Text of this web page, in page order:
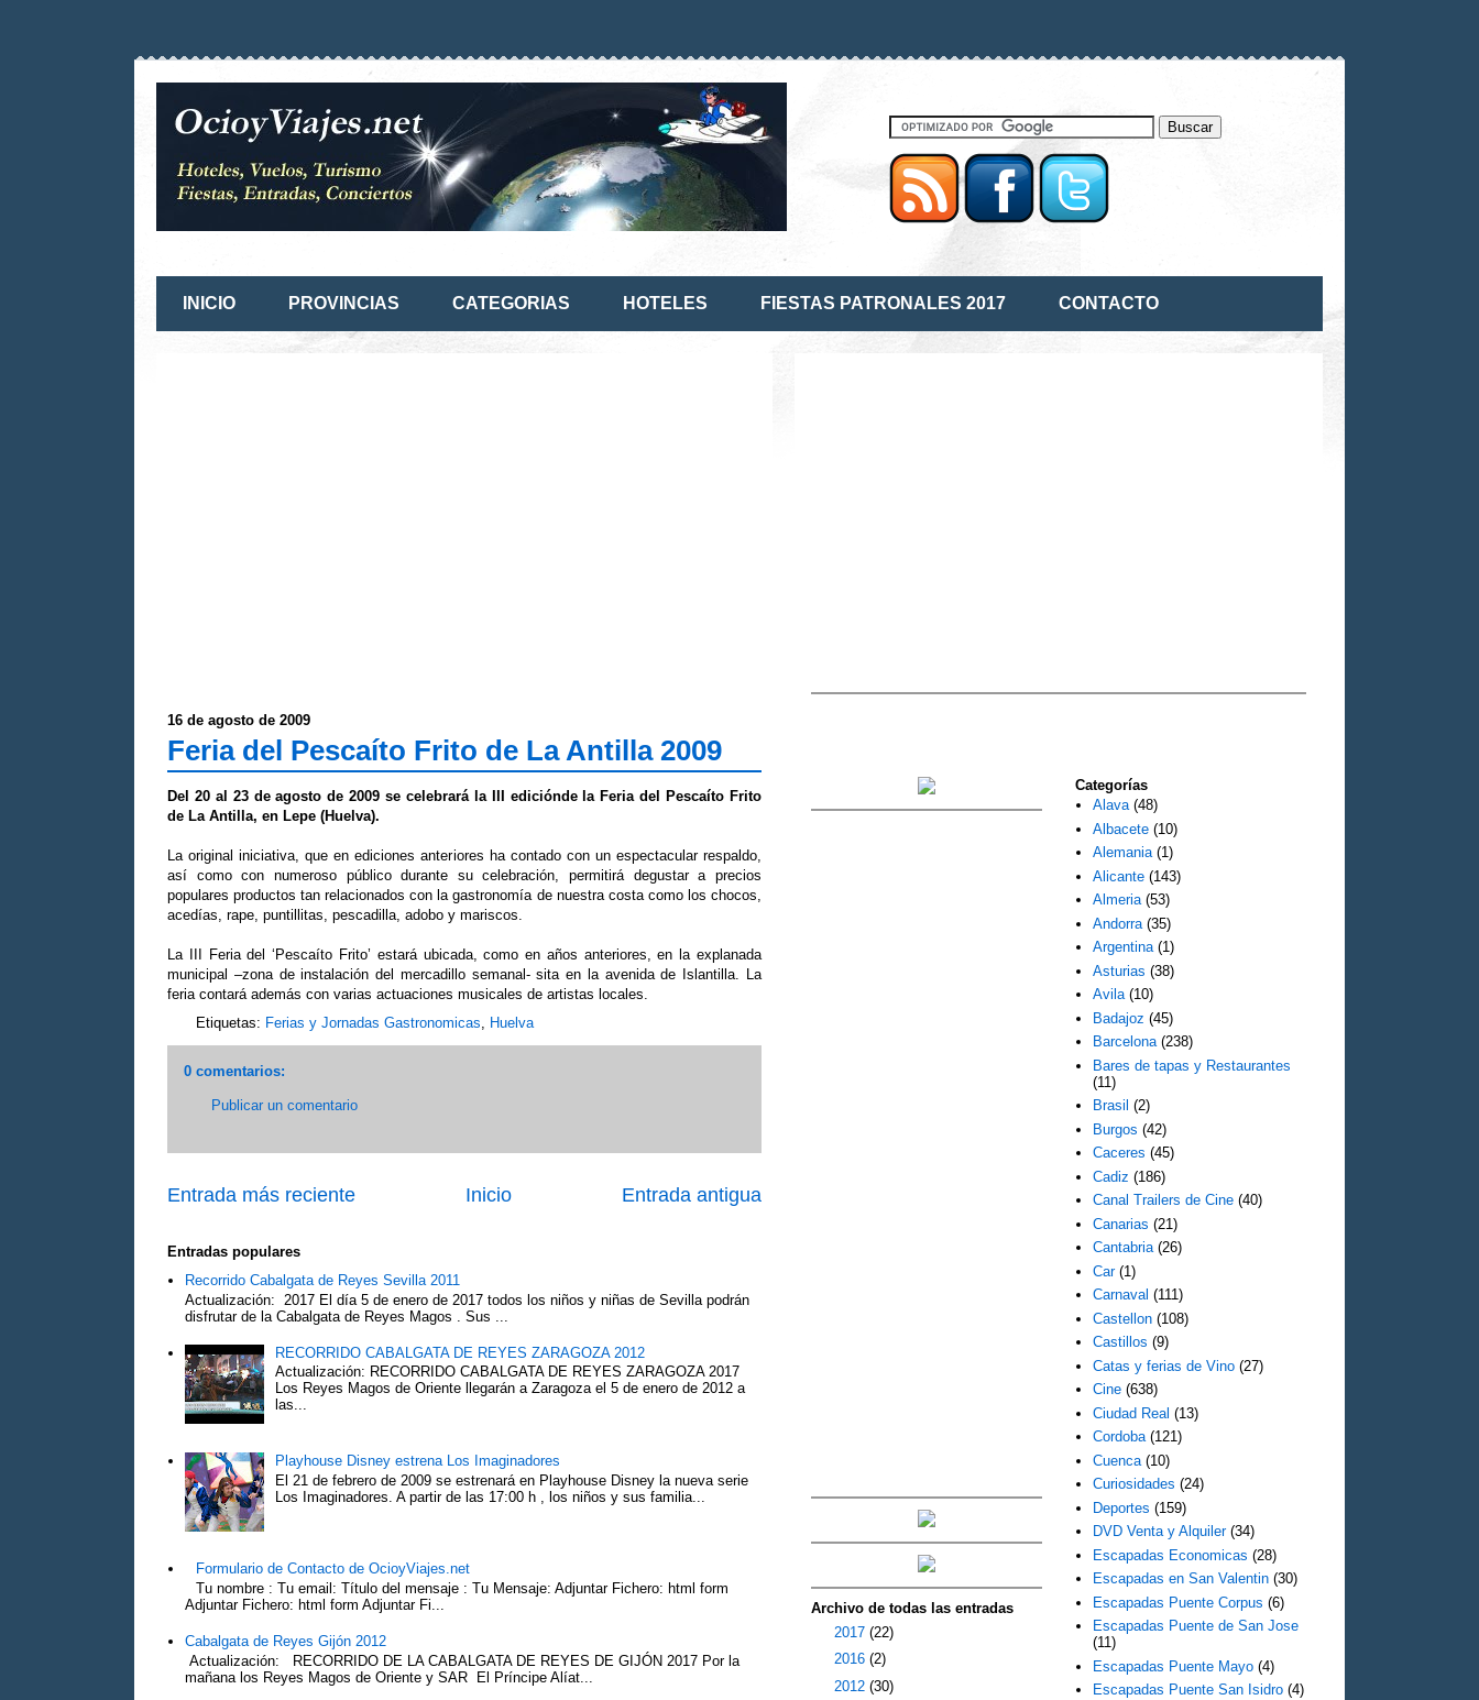
INICIO PROVINCIAS CATEGORIAS HOTELES FIESTAS PATRONALES 2017 CONTACTO
16 de agosto de 2009
Feria del Pescaíto Frito de La Antilla 2009
Del 20 al 23 de agosto de 2009 se celebrará la III ediciónde la Feria del Pescaíto Frito
de La Antilla, en Lepe (Huelva).
La original iniciativa, que en ediciones anteriores ha contado con un espectacular respaldo,
así como con numeroso público durante su celebración, permitirá degustar a precios
populares productos tan relacionados con la gastronomía de nuestra costa como los chocos,
acedías, rape, puntillitas, pescadilla, adobo y mariscos.
La III Feria del ‘Pescaíto Frito’ estará ubicada, como en años anteriores, en la explanada
municipal –zona de instalación del mercadillo semanal- sita en la avenida de Islantilla. La
feria contará además con varias actuaciones musicales de artistas locales.
Etiquetas: Ferias y Jornadas Gastronomicas Huelva
0 comentarios:
Publicar un comentario
Entrada más reciente Entrada antigua
Inicio
Entradas populares
Recorrido Cabalgata de Reyes Sevilla 2011
Actualización: 2017 El día 5 de enero de 2017 todos los niños y niñas de Sevilla podrán
disfrutar de la Cabalgata de Reyes Magos . Sus ...
RECORRIDO CABALGATA DE REYES ZARAGOZA 2012
Actualización: RECORRIDO CABALGATA DE REYES ZARAGOZA 2017
Los Reyes Magos de Oriente llegarán a Zaragoza el 5 de enero de 2012 a
las...
Playhouse Disney estrena Los Imaginadores
El 21 de febrero de 2009 se estrenará en Playhouse Disney la nueva serie
Los Imaginadores. A partir de las 17:00 h , los niños y sus familia...
Formulario de Contacto de OcioyViajes.net
Tu nombre : Tu email: Título del mensaje : Tu Mensaje: Adjuntar Fichero: html form
Adjuntar Fichero: html form Adjuntar Fi...
Cabalgata de Reyes Gijón 2012
Actualización: RECORRIDO DE LA CABALGATA DE REYES DE GIJÓN 2017 Por la
mañana los Reyes Magos de Oriente y SAR El Príncipe Alíat...
Archivo de todas las entradas
2017 (22)
2016 (2)
2012 (30)
Categorías
Alava (48)
Albacete (10)
Alemania (1)
Alicante (143)
Almeria (53)
Andorra (35)
Argentina (1)
Asturias (38)
Avila (10)
Badajoz (45)
Barcelona (238)
Bares de tapas y Restaurantes
(11)
Brasil (2)
Burgos (42)
Caceres (45)
Cadiz (186)
Canal Trailers de Cine (40)
Canarias (21)
Cantabria (26)
Car (1)
Carnaval (111)
Castellon (108)
Castillos (9)
Catas y ferias de Vino (27)
Cine (638)
Ciudad Real (13)
Cordoba (121)
Cuenca (10)
Curiosidades (24)
Deportes (159)
DVD Venta y Alquiler (34)
Escapadas Economicas (28)
Escapadas en San Valentin (30)
Escapadas Puente Corpus (6)
Escapadas Puente de San Jose
(11)
Escapadas Puente Mayo (4)
Escapadas Puente San Isidro (4)